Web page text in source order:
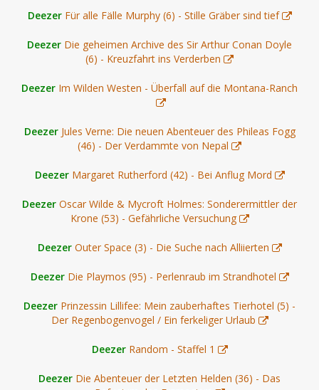
Deezer Für alle Fälle Murphy (6) - Stille Gräber sind tief
Deezer Die geheimen Archive des Sir Arthur Conan Doyle
(6) - Kreuzfahrt ins Verderben
Deezer Im Wilden Westen - Überfall auf die Montana-Ranch
Deezer Jules Verne: Die neuen Abenteuer des Phileas Fogg
(46) - Der Verdammte von Nepal
Deezer Margaret Rutherford (42) - Bei Anflug Mord
Deezer Oscar Wilde & Mycroft Holmes: Sonderermittler der
Krone (53) - Gefährliche Versuchung
Deezer Outer Space (3) - Die Suche nach Alliierten
Deezer Die Playmos (95) - Perlenraub im Strandhotel
Deezer Prinzessin Lillifee: Mein zauberhaftes Tierhotel (5) -
Der Regenbogenvogel / Ein ferkeliger Urlaub
Deezer Random - Staffel 1
Deezer Die Abenteuer der Letzten Helden (36) - Das